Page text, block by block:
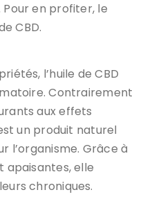
Pour en profiter, le
CBD.
l’huile de CBD
Contrairement
aux effets
un produit naturel
l’organisme. Grâce à
apaisantes, elle
chroniques.